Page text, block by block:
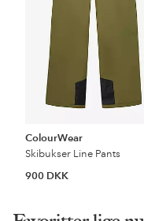
ColourWear
Skibukser Line Pants
900 DKK